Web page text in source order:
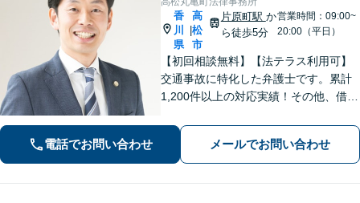
香
川
県
高
松
市
片原町駅 か
ら徒歩5分
営業時間：09:00~
20:00（平日）
【初回相談無料】【法テラス利用可】
交通事故に特化した弁護士です。累計
1,200件以上の対応実績！その他、借金
題、インターネット問題など、幅広く
対応します【夜間・休日面談可】【完
全個室】【高松駅10分】
電話でお問い合わせ メールでお問い合わせ